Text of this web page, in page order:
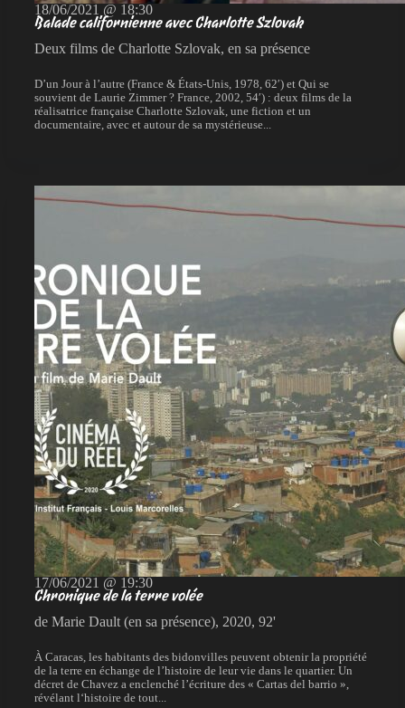
18/06/2021 @ 18:30
Balade californienne avec Charlotte Szlovak
Deux films de Charlotte Szlovak, en sa présence
D’un Jour à l’autre (France & États-Unis, 1978, 62′) et Qui se
souvient de Laurie Zimmer ? France, 2002, 54′) : deux films de la
réalisatrice française Charlotte Szlovak, une fiction et un
documentaire, avec et autour de sa mystérieuse...
17/06/2021 @ 19:30
Chronique de la terre volée
de Marie Dault (en sa présence), 2020, 92'
À Caracas, les habitants des bidonvilles peuvent obtenir la propriété
de la terre en échange de l’histoire de leur vie dans le quartier. Un
décret de Chavez a enclenché l’écriture des « Cartas del barrio »,
révélant l‘histoire de tout...